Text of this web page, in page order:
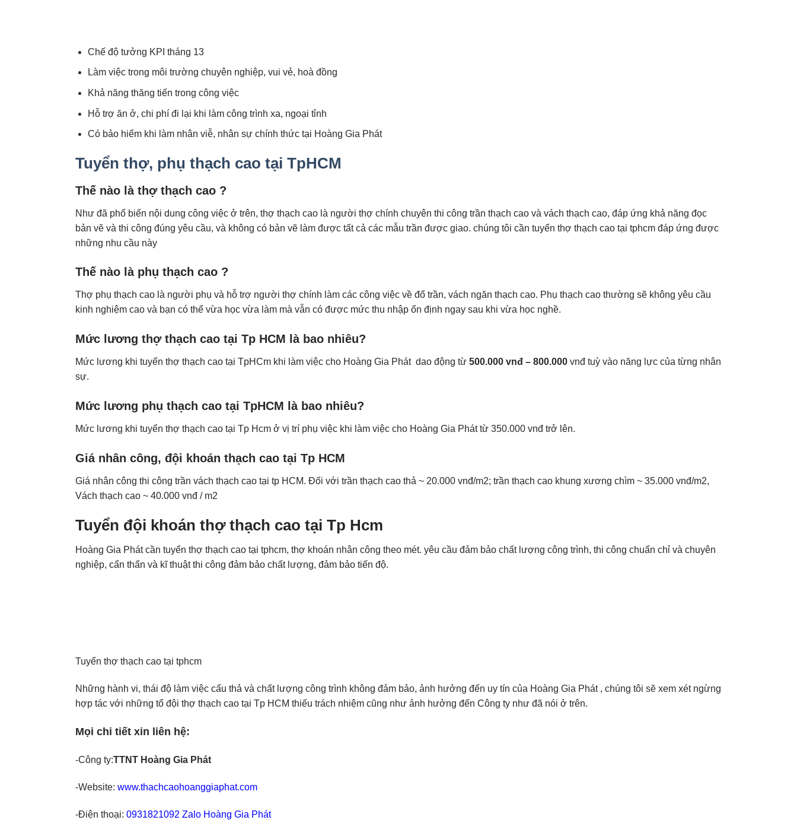
Chế độ tưởng KPI tháng 13
Làm việc trong môi trường chuyên nghiệp, vui vẻ, hoà đồng
Khả năng thăng tiến trong công việc
Hỗ trợ ăn ở, chi phí đi lại khi làm công trình xa, ngoại tỉnh
Có bảo hiểm khi làm nhân viễ, nhân sự chính thức tại Hoàng Gia Phát
Tuyển thợ, phụ thạch cao tại TpHCM
Thế nào là thợ thạch cao ?
Như đã phổ biến nội dung công việc ở trên, thợ thạch cao là người thợ chính chuyên thi công trần thạch cao và vách thạch cao, đáp ứng khả năng đọc
bản vẽ và thi công đúng yêu cầu, và không có bản vẽ làm được tất cả các mẫu trần được giao. chúng tôi cần tuyển thợ thạch cao tại tphcm đáp ứng được
những nhu cầu này
Thế nào là phụ thạch cao ?
Thợ phụ thạch cao là người phụ và hỗ trợ người thợ chính làm các công việc về đổ trần, vách ngăn thạch cao. Phụ thạch cao thường sẽ không yêu cầu
kinh nghiệm cao và bạn có thể vừa học vừa làm mà vẫn có được mức thu nhập ổn định ngay sau khi vừa học nghề.
Mức lương thợ thạch cao tại Tp HCM là bao nhiêu?
Mức lương khi tuyển thợ thạch cao tại TpHCm khi làm việc cho Hoàng Gia Phát dao động từ 500.000 vnđ – 800.000 vnđ tuỳ vào năng lực của từng nhân
sự.
Mức lương phụ thạch cao tại TpHCM là bao nhiêu?
Mức lương khi tuyển thợ thạch cao tại Tp Hcm ở vị trí phụ việc khi làm việc cho Hoàng Gia Phát từ 350.000 vnđ trở lên.
Giá nhân công, đội khoán thạch cao tại Tp HCM
Giá nhân công thi công trần vách thạch cao tại tp HCM. Đối với trần thạch cao thả ~ 20.000 vnđ/m2; trần thạch cao khung xương chìm ~ 35.000 vnđ/m2,
Vách thạch cao ~ 40.000 vnđ / m2
Tuyển đội khoán thợ thạch cao tại Tp Hcm
Hoàng Gia Phát cần tuyển thợ thạch cao tại tphcm, thợ khoán nhân công theo mét. yêu cầu đảm bảo chất lượng công trình, thi công chuẩn chỉ và chuyên
nghiệp, cẩn thẩn và kĩ thuật thi công đảm bảo chất lượng, đảm bảo tiến độ.
Tuyển thợ thạch cao tại tphcm
Những hành vi, thái độ làm việc cẩu thả và chất lượng công trình không đảm bảo, ảnh hưởng đến uy tín của Hoàng Gia Phát , chúng tôi sẽ xem xét ngừng
hợp tác với những tổ đội thợ thạch cao tại Tp HCM thiếu trách nhiệm cũng như ảnh hưởng đến Công ty như đã nói ở trên.
Mọi chi tiết xin liên hệ:
-Công ty:TTNT Hoàng Gia Phát
-Website: www.thachcaohoanggiaphat.com
-Điện thoại: 0931821092 Zalo Hoàng Gia Phát